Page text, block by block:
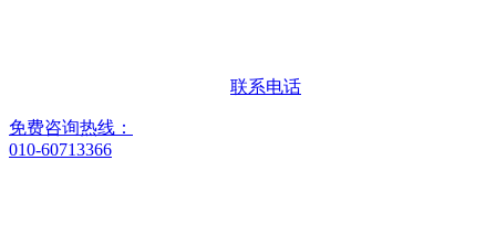
联系电话
免费咨询热线：
010-60713366